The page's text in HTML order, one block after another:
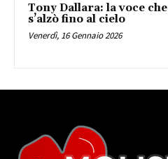
Tony Dallara: la voce che
s’alzò fino al cielo
Venerdì, 16 Gennaio 2026